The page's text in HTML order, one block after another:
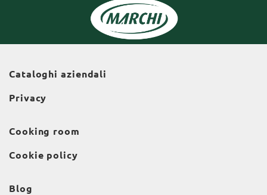
Cataloghi aziendali
Privacy
Cooking room
Cookie policy
Blog